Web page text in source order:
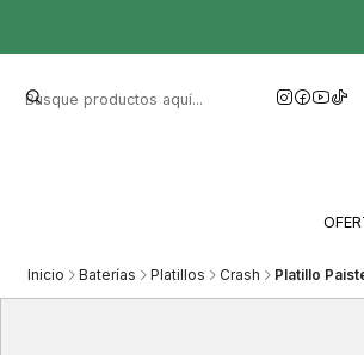
Inicio Baterías Platillos Crash Platillo